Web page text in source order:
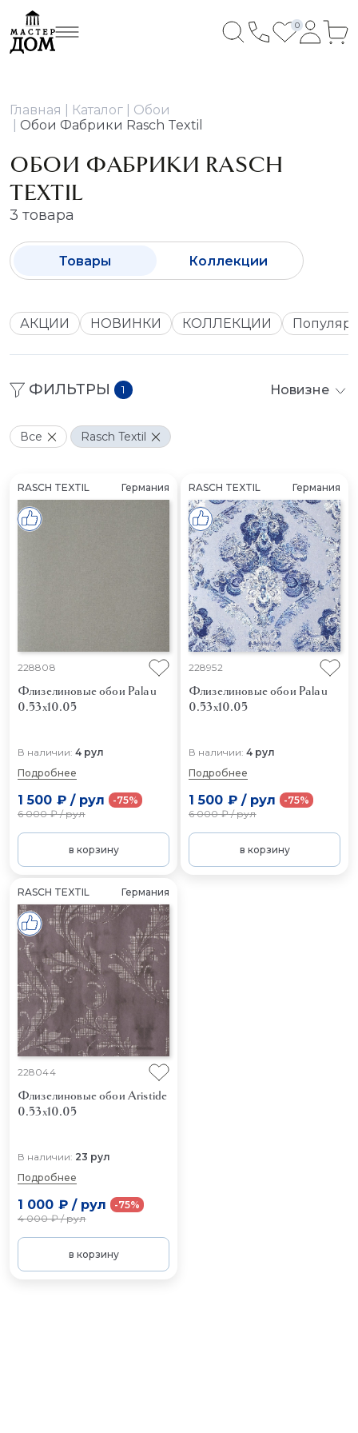
0
Главная Каталог
Обои
Обои Фабрики Rasch Textil
ОБОИ ФАБРИКИ RASCH
TEXTIL
3 товара
Товары Коллекции
АКЦИИ НОВИНКИ КОЛЛЕКЦИИ
ФИЛЬТРЫ 1 Новизне
Все Rasch Textil
RASCH TEXTIL Германия
228808
Флизелиновые обои Palau
0.53x10.05
В наличии: 4 рул
Подробнее
1 500 ₽/ рул
6 000 ₽/рул
-75%
в корзину
RASCH TEXTIL Германия
228952
Флизелиновые обои Palau
0.53x10.05
В наличии: 4 рул
Подробнее
1 500 ₽/ рул
6 000 ₽/рул
-75%
в корзину
RASCH TEXTIL Германия
228044
Флизелиновые обои Aristide
0.53x10.05
В наличии: 23 рул
Подробнее
1 000 ₽/ рул
4 000 ₽/рул
-75%
в корзину